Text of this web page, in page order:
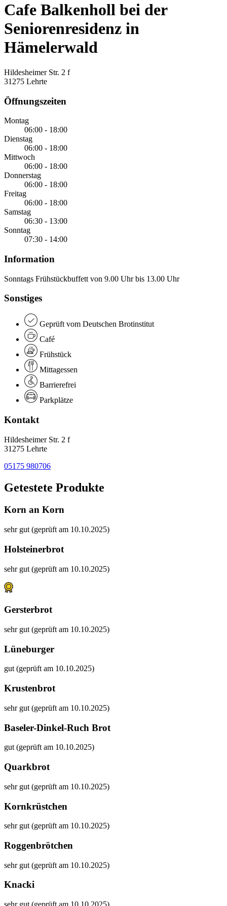
Cafe Balkenholl bei der
Seniorenresidenz in
Hämelerwald
Hildesheimer Str. 2 f
31275 Lehrte
Öffnungszeiten
Montag
06:00 - 18:00
Dienstag
06:00 - 18:00
Mittwoch
06:00 - 18:00
Donnerstag
06:00 - 18:00
Freitag
06:00 - 18:00
Samstag
06:30 - 13:00
Sonntag
07:30 - 14:00
Information
Sonntags Frühstückbuffett von 9.00 Uhr bis 13.00 Uhr
Sonstiges
Geprüft vom Deutschen Brotinstitut
Café
Frühstück
Mittagessen
Barrierefrei
Parkplätze
Kontakt
Hildesheimer Str. 2 f
31275 Lehrte
05175 980706
Getestete Produkte
Korn an Korn
sehr gut (geprüft am 10.10.2025)
Holsteinerbrot
sehr gut (geprüft am 10.10.2025)
Gersterbrot
sehr gut (geprüft am 10.10.2025)
Lüneburger
gut (geprüft am 10.10.2025)
Krustenbrot
sehr gut (geprüft am 10.10.2025)
Baseler-Dinkel-Ruch Brot
gut (geprüft am 10.10.2025)
Quarkbrot
sehr gut (geprüft am 10.10.2025)
Kornkrüstchen
sehr gut (geprüft am 10.10.2025)
Roggenbrötchen
sehr gut (geprüft am 10.10.2025)
Knacki
sehr gut (geprüft am 10.10.2025)